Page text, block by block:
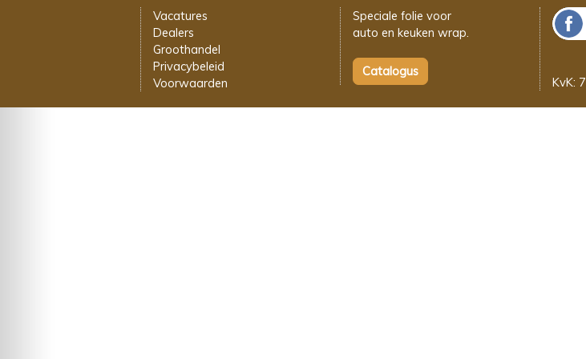
Vacatures
Dealers
Groothandel
Privacybeleid
Voorwaarden
Speciale folie voor
auto en keuken wrap.
KvK: